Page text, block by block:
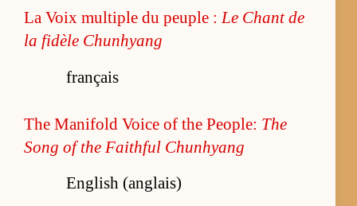
La Voix multiple du peuple :Le Chant de
la fidèle Chunhyang
français
The Manifold Voice of the People: The
Song of the Faithful Chunhyang
English (anglais)